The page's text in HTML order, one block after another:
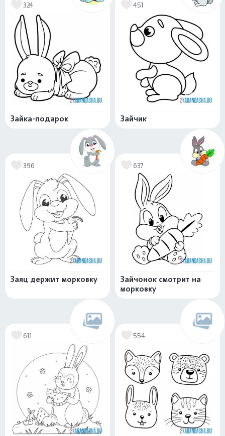
324
Зайка-подарок
451
Зайчик
396
Заяц держит морковку
637
Зайчонок смотрит на
морковку
611 554